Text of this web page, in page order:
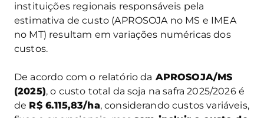
instituições regionais responsáveis pela
estimativa de custo (APROSOJA no MS e IMEA
no MT) resultam em variações numéricas dos
custos.
De acordo com o relatório da APROSOJA/MS
(2025), o custo total da soja na safra 2025/2026 é
de R$ 6.115,83/ha, considerando custos variáveis,